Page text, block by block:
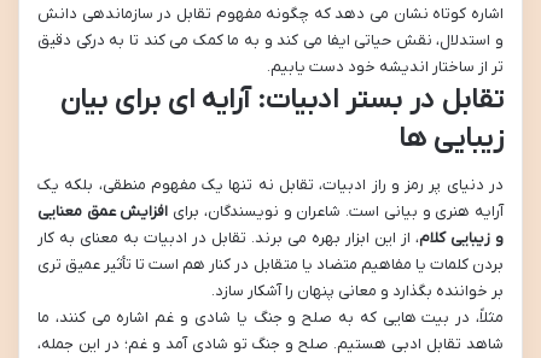
اشاره کوتاه نشان می دهد که چگونه مفهوم تقابل در سازماندهی دانش
و استدلال، نقش حیاتی ایفا می کند و به ما کمک می کند تا به درکی دقیق
تر از ساختار اندیشه خود دست یابیم.
تقابل در بستر ادبیات: آرایه ای برای بیان
زیبایی ها
در دنیای پر رمز و راز ادبیات، تقابل نه تنها یک مفهوم منطقی، بلکه یک
آرایه هنری و بیانی است. شاعران و نویسندگان، برای افزایش عمق معنایی
و زیبایی کلام، از این ابزار بهره می برند. تقابل در ادبیات به معنای به کار
بردن کلمات یا مفاهیم متضاد یا متقابل در کنار هم است تا تأثیر عمیق تری
بر خواننده بگذارد و معانی پنهان را آشکار سازد.
مثلاً، در بیت هایی که به صلح و جنگ یا شادی و غم اشاره می کنند، ما
شاهد تقابل ادبی هستیم. صلح و جنگ تو شادی آمد و غم؛ در این جمله،